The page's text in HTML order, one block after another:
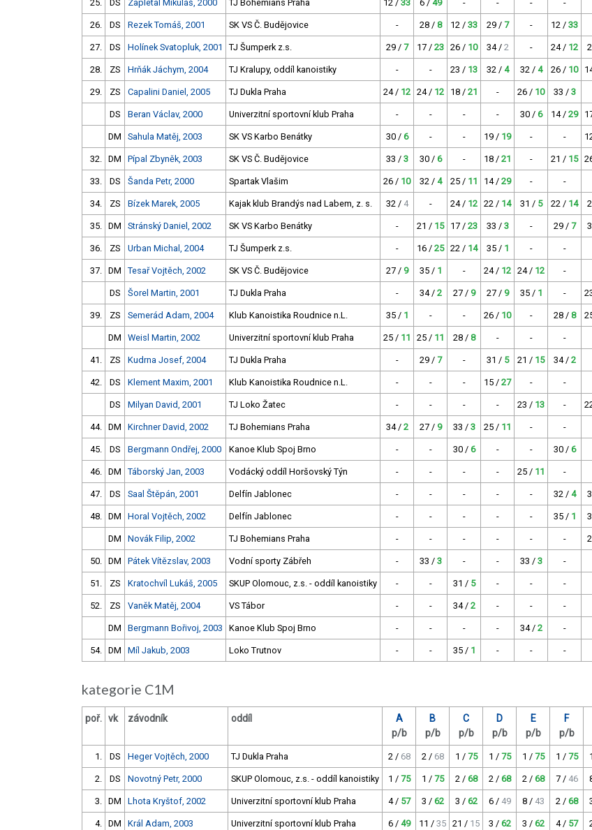
25. DS Zapletal Mikuláš, 2000 TJ Bohemians Praha 12 / 33 6 / 49 - - - -
26. DS Rezek Tomáš, 2001 SK VS Č. Budějovice - 28 / 8 12 / 33 29 / 7 - 12 / 33
27. DS Holínek Svatopluk, 2001 TJ Šumperk z.s. 29 / 7 17 / 23 26 / 10 34 / 2 - 24 / 12
28. ZS Hrňák Jáchym, 2004 TJ Kralupy, oddíl kanoistiky - - 23 / 13 32 / 4 32 / 4 26 / 10
29. ZS Capalini Daniel, 2005 TJ Dukla Praha 24 / 12 24 / 12 18 / 21 - 26 / 10 33 / 3
DS Beran Václav, 2000 Univerzitní sportovní klub Praha - - - - 30 / 6 14 / 29
DM Sahula Matěj, 2003 SK VS Karbo Benátky 30 / 6 - - 19 / 19 - -
32. DM Pípal Zbyněk, 2003 SK VS Č. Budějovice 33 / 3 30 / 6 - 18 / 21 - 21 / 15
33. DS Šanda Petr, 2000 Spartak Vlašim 26 / 10 32 / 4 25 / 11 14 / 29 - -
34. ZS Bízek Marek, 2005 Kajak klub Brandýs nad Labem, z. s. 32 / 4 - 24 / 12 22 / 14 31 / 5 22 / 14
35. DM Stránský Daniel, 2002 SK VS Karbo Benátky - 21 / 15 17 / 23 33 / 3 - 29 / 7
36. ZS Urban Michal, 2004 TJ Šumperk z.s. - 16 / 25 22 / 14 35 / 1 - -
37. DM Tesař Vojtěch, 2002 SK VS Č. Budějovice 27 / 9 35 / 1 - 24 / 12 24 / 12 -
DS Šorel Martin, 2001 TJ Dukla Praha - 34 / 2 27 / 9 27 / 9 35 / 1 -
39. ZS Semerád Adam, 2004 Klub Kanoistika Roudnice n.L. 35 / 1 - - 26 / 10 - 28 / 8
DM Weisl Martin, 2002 Univerzitní sportovní klub Praha 25 / 11 25 / 11 28 / 8 - - -
41. ZS Kudrna Josef, 2004 TJ Dukla Praha - 29 / 7 - 31 / 5 21 / 15 34 / 2
42. DS Klement Maxim, 2001 Klub Kanoistika Roudnice n.L. - - - 15 / 27 - -
DS Milyan David, 2001 TJ Loko Žatec - - - - 23 / 13 -
44. DM Kirchner David, 2002 TJ Bohemians Praha 34 / 2 27 / 9 33 / 3 25 / 11 - -
45. DS Bergmann Ondřej, 2000 Kanoe Klub Spoj Brno - - 30 / 6 - - 30 / 6
46. DM Táborský Jan, 2003 Vodácký oddíl Horšovský Týn - - - - 25 / 11 -
47. DS Saal Štěpán, 2001 Delfín Jablonec - - - - - 32 / 4
48. DM Horal Vojtěch, 2002 Delfín Jablonec - - - - - 35 / 1
DM Novák Filip, 2002 TJ Bohemians Praha - - - - - -
50. DM Pátek Vítězslav, 2003 Vodní sporty Zábřeh - 33 / 3 - - 33 / 3 -
51. ZS Kratochvíl Lukáš, 2005 SKUP Olomouc, z.s. - oddíl kanoistiky - - 31 / 5 - - -
52. ZS Vaněk Matěj, 2004 VS Tábor - - 34 / 2 - - -
DM Bergmann Bořivoj, 2003 Kanoe Klub Spoj Brno - - - - 34 / 2 -
54. DM Míl Jakub, 2003 Loko Trutnov - - 35 / 1 - - -
kategorie C1M
poř. vk závodník oddíl
A
p/b
B
p/b
C
p/b
D
p/b
E
p/b
F
p/b
1. DS Heger Vojtěch, 2000 TJ Dukla Praha 2 / 68 2 / 68 1 / 75 1 / 75 1 / 75 1 / 75
2. DS Novotný Petr, 2000 SKUP Olomouc, z.s. - oddíl kanoistiky 1 / 75 1 / 75 2 / 68 2 / 68 2 / 68 7 / 46
3. DM Lhota Kryštof, 2002 Univerzitní sportovní klub Praha 4 / 57 3 / 62 3 / 62 6 / 49 8 / 43 2 / 68
4. DM Král Adam, 2003 Univerzitní sportovní klub Praha 6 / 49 11 / 35 21 / 15 3 / 62 3 / 62 4 / 57